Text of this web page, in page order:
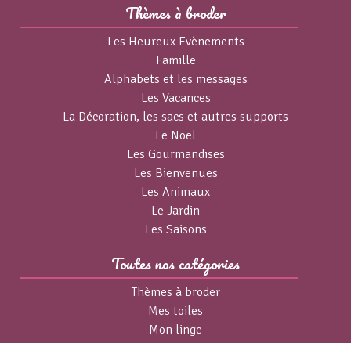
Thèmes à broder
Les Heureux Evènements
Famille
Alphabets et les messages
Les Vacances
La Décoration, les sacs et autres supports
Le Noël
Les Gourmandises
Les Bienvenues
Les Animaux
Le Jardin
Les Saisons
Toutes nos catégories
Thèmes à broder
Mes toiles
Mon linge